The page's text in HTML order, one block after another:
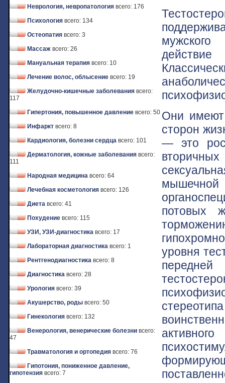
Неврология, невропатология всего: 176
Психология всего: 134
Остеопатия всего: 3
Массаж всего: 26
Мануальная терапия всего: 10
Лечение волос, облысение всего: 19
Желудочно-кишечные заболевания всего:
117
Гипертония, повышенное давление всего: 50
Инфаркт всего: 8
Кардиология, болезни сердца всего: 101
Дерматология, кожные заболевания всего:
111
Народная медицина всего: 64
Лечебная косметология всего: 126
Диета всего: 41
Похудение всего: 115
УЗИ, УЗИ-диагностика всего: 17
Лабораторная диагностика всего: 1
Рентгенодиагностика всего: 8
Диагностика всего: 28
Урология всего: 39
Акушерство, роды всего: 50
Гинекология всего: 132
Венерология, венерические болезни всего:
47
Травматология и ортопедия всего: 76
Гипотония, пониженное давление,
гипотензия всего: 7
Они имеют
сторон
— это
мышечной
потовых
уровня
передней